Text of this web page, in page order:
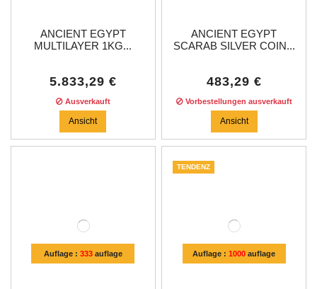
ANCIENT EGYPT
MULTILAYER 1KG...
5.833,29 €
Ausverkauft
Ansicht
ANCIENT EGYPT
SCARAB SILVER COIN...
483,29 €
Vorbestellungen ausverkauft
Ansicht
Auflage : 333auflage Auflage :1000 auflage
TENDENZ